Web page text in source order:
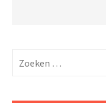
naar: